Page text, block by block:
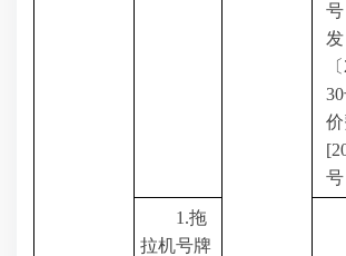
发
〔
30
号
1.拖
拉机号牌